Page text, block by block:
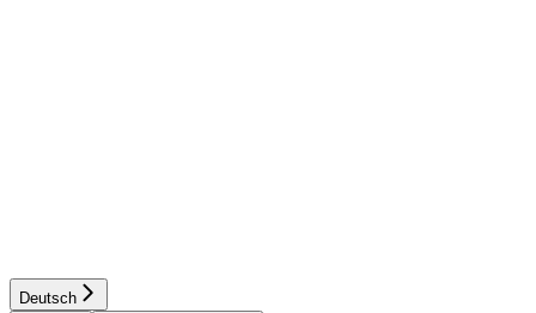
Deutsch